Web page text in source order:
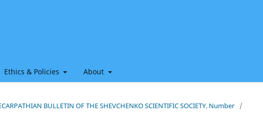
Ethics & Policies About
BULLETIN OF THE SHEVCHENKO SCIENTIFIC SOCIETY. Number
/